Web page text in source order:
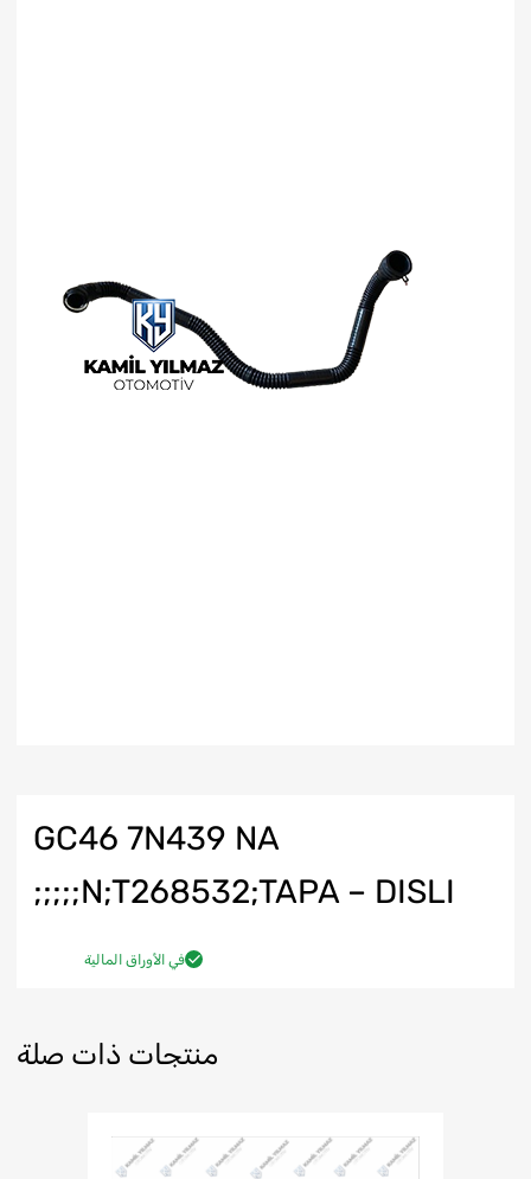
GC46 7N439 NA
N;T268532;TAPA – DISLI;;;;;
في الأوراق المالية
منتجات ذات صلة